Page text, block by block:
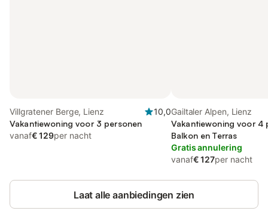
Villgratener Berge, Lienz
10,0
Vakantiewoning voor 3 personen
vanaf€ 129per nacht
Gailtaler Alpen, Lienz
Vakantiewoning voor 4
Balkon en Terras
Gratis annulering
vanaf€ 127per nacht
Laat alle aanbiedingen zien